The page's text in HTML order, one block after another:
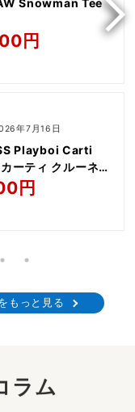
Snowman Tee
円
年7月16日
Playboi Carti
ーティ クルーネッ
円
もっと見る
ラム